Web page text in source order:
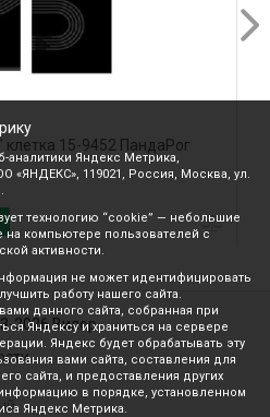
15-9452 ПандаРог
2026 Вилор
аналитики Яндекс Метрика,
«ЯНДЕКС», 119021, Россия, Москва, ул.
технологию “cookie” — небольшие
компьютере пользователей с
активности.
не может идентифицировать
работу нашего сайта.
данного сайта, собранная при
Яндексу и храниться на сервере
Яндекс будет обрабатывать эту
вами сайта, составления для
сайта, и предоставления других
в порядке, установленном
Яндекс Метрика.